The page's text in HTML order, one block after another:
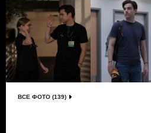
ВСЕ ФОТО (139)